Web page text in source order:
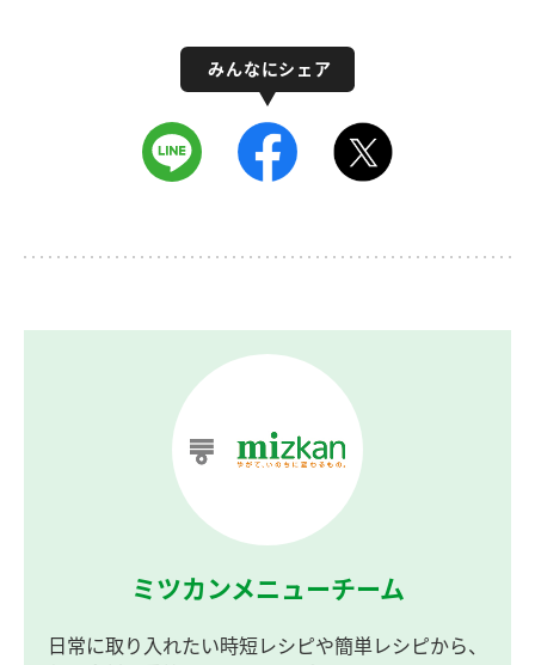
ミツカンメニューチーム
日常に取り入れたい時短レシピや簡単レシピから、